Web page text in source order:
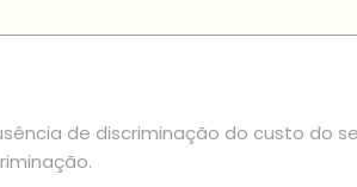
de discriminação do custo do